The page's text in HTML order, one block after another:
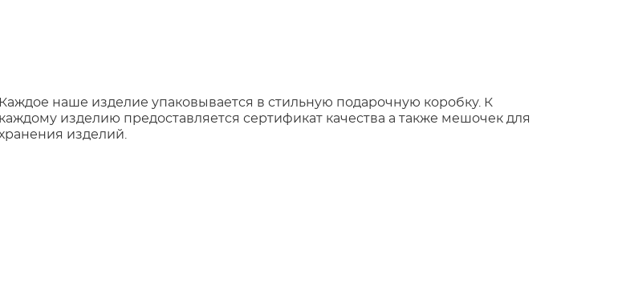
Каждое наше изделие упаковывается в стильную подарочную коробку. К
каждому изделию предоставляется сертификат качества а также мешочек для
изделий.